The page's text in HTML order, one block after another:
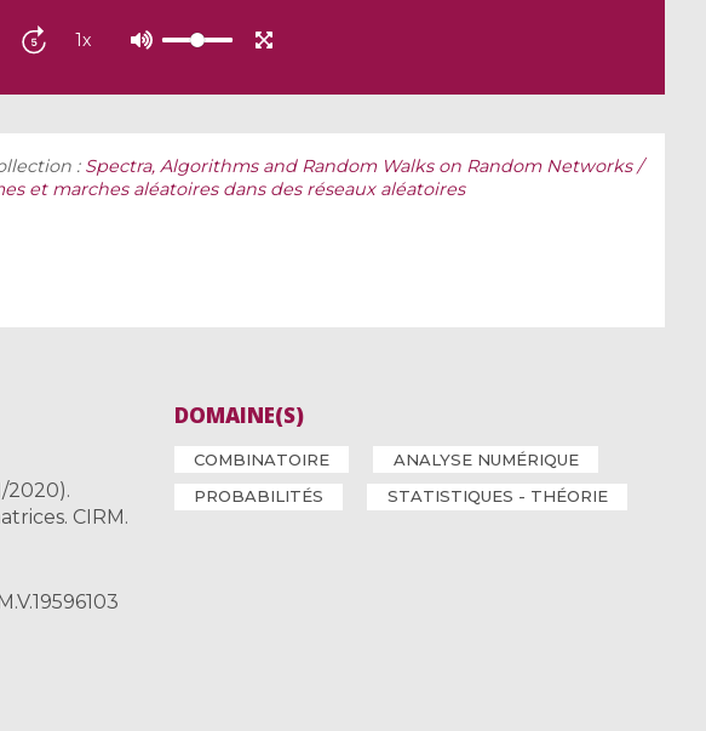
1x
: Spectra, Algorithms and Random Walks on Random Networks /
et marches aléatoires dans des réseaux aléatoires
2020).
CIRM.
DOMAINE(S)
COMBINATOIRE
ANALYSE NUMÉRIQUE
PROBABILITÉS
STATISTIQUES - THÉORIE